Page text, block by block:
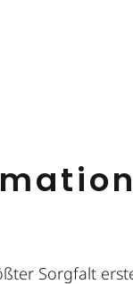
Sorgfalt